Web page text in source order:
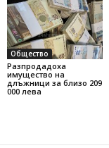
Общество
Разпродадоха
имущество на
длъжници за близо 209
000 лева